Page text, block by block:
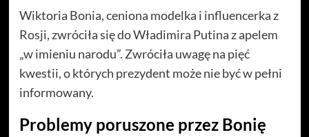
Wiktoria Bonia, ceniona modelka i influencerka z
Rosji, zwróciła się do Władimira Putina z apelem
„w imieniu narodu”. Zwróciła uwagę na pięć
kwestii, o których prezydent może nie być w pełni
informowany.
Problemy poruszone przez Bonię